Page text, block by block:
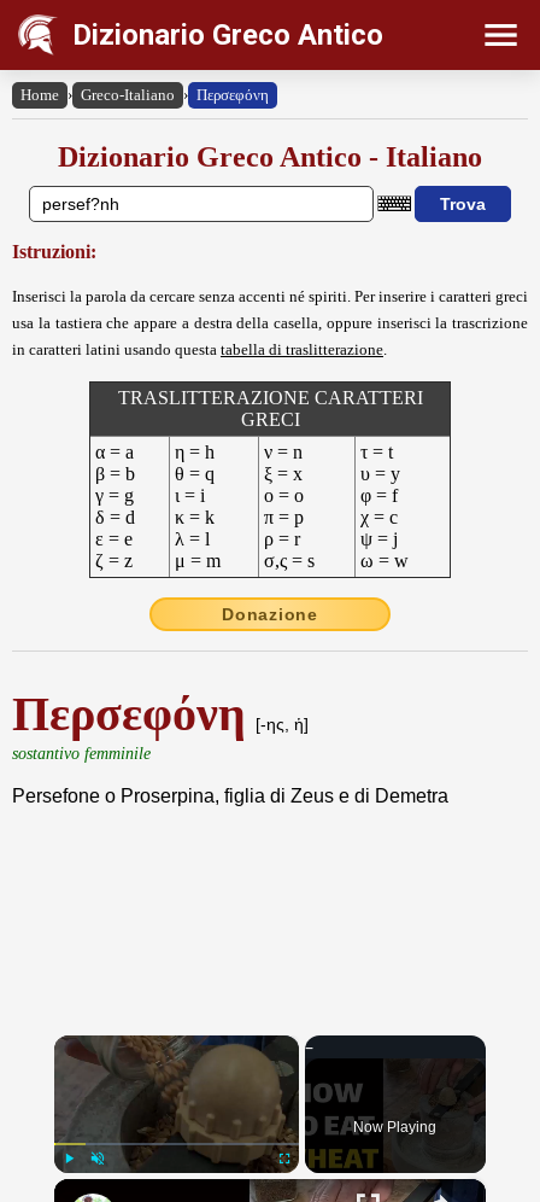
Dizionario Greco Antico
Home › Greco-Italiano › Περσεφόνη
Dizionario Greco Antico - Italiano
Istruzioni:
Inserisci la parola da cercare senza accenti né spiriti. Per inserire i caratteri greci
usa la tastiera che appare a destra della casella, oppure inserisci la trascrizione
in caratteri latini usando questa tabella di traslitterazione
TRASLITTERAZIONE CARATTERI
GRECI
α = a
β = b
γ = g
δ = d
ε = e
ζ = z
η = h
θ = q
ι = i
κ = k
λ = l
μ = m
ν = n
ξ = x
ο = o
π = p
ρ = r
σ,ς = s
τ = t
υ = y
φ = f
χ = c
ψ = j
ω = w
Donazione
Περσεφόνη
[-ης, ἡ]
sostantivo femminile
Persefone o Proserpina, figlia di Zeus e di Demetra
×
Fullscreen
Now Playing
×